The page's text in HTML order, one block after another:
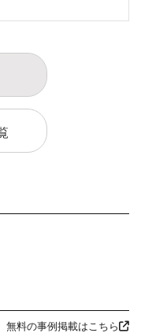
無料の事例掲載はこちら